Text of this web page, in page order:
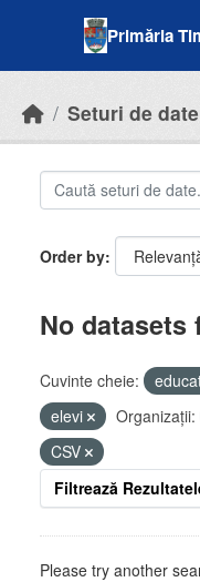
Primăria
Seturi de date
Order by
No datasets
Cuvinte cheie:
elevi
Organizații:
CSV
Filtrează
Please try another